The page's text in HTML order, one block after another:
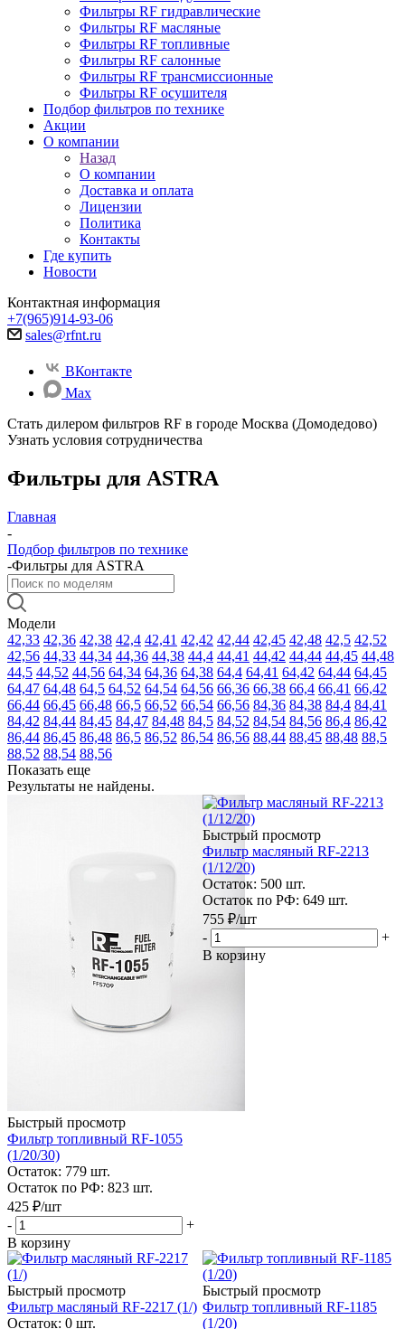
Фильтры RF гидравлические
Фильтры RF масляные
Фильтры RF топливные
Фильтры RF салонные
Фильтры RF трансмиссионные
Фильтры RF осушителя
Подбор фильтров по технике
Акции
О компании
Назад
О компании
Доставка и оплата
Лицензии
Политика
Контакты
Где купить
Новости
Контактная информация
+7(965)914-93-06
sales@rfnt.ru
ВКонтакте
Max
Стать дилером фильтров RF в городе Москва (Домодедово)
Узнать условия сотрудничества
Фильтры для ASTRA
Главная
-
Подбор фильтров по технике
-Фильтры для ASTRA
Модели
42,33 42,36 42,38 42,4 42,41 42,42 42,44 42,45 42,48 42,5 42,52
42,56 44,33 44,34 44,36 44,38 44,4 44,41 44,42 44,44 44,45 44,48
44,5 44,52 44,56 64,34 64,36 64,38 64,4 64,41 64,42 64,44 64,45
64,47 64,48 64,5 64,52 64,54 64,56 66,36 66,38 66,4 66,41 66,42
66,44 66,45 66,48 66,5 66,52 66,54 66,56 84,36 84,38 84,4 84,41
84,42 84,44 84,45 84,47 84,48 84,5 84,52 84,54 84,56 86,4 86,42
86,44 86,45 86,48 86,5 86,52 86,54 86,56 88,44 88,45 88,48 88,5
88,52 88,54 88,56
Показать еще
Результаты не найдены.
Быстрый просмотр
Фильтр топливный RF-1055
(1/20/30)
Остаток: 779 шт.
Остаток по РФ: 823 шт.
425 ₽/шт
-
+
В корзину
Быстрый просмотр
Фильтр масляный RF-2213
(1/12/20)
Остаток: 500 шт.
Остаток по РФ: 649 шт.
755 ₽/шт
-
+
В корзину
Быстрый просмотр
Фильтр масляный RF-2217 (1/)
Остаток: 0 шт.
Быстрый просмотр
Фильтр топливный RF-1185
(1/20)